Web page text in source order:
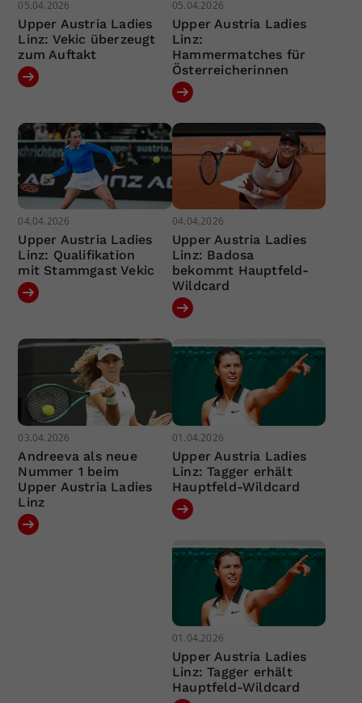
05.04.2026
Upper Austria Ladies
Linz: Vekic überzeugt
zum Auftakt
05.04.2026
Upper Austria Ladies
Linz:
Hammermatches für
Österreicherinnen
04.04.2026
Upper Austria Ladies
Linz: Qualifikation
mit Stammgast Vekic
04.04.2026
Upper Austria Ladies
Linz: Badosa
bekommt Hauptfeld-
Wildcard
03.04.2026
Andreeva als neue
Nummer 1 beim
Upper Austria Ladies
Linz
01.04.2026
Upper Austria Ladies
Linz: Tagger erhält
Hauptfeld-Wildcard
01.04.2026
Upper Austria Ladies
Linz: Tagger erhält
Hauptfeld-Wildcard